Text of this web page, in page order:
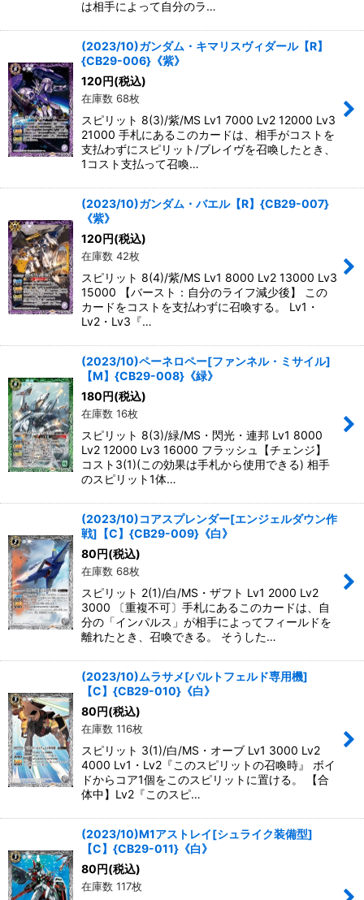
は相手によって自分のラ…
(2023/10)ガンダム・キマリスヴィダール【R】
{CB29-006}《紫》
120円(税込)
在庫数 68枚
スピリット 8(3)/紫/MS Lv1 7000 Lv2 12000 Lv3
21000 手札にあるこのカードは、相手がコストを
支払わずにスピリット/ブレイヴを召喚したとき、
1コスト支払って召喚…
(2023/10)ガンダム・バエル【R】{CB29-007}
《紫》
120円(税込)
在庫数 42枚
スピリット 8(4)/紫/MS Lv1 8000 Lv2 13000 Lv3
15000 【バースト：自分のライフ減少後】 この
カードをコストを支払わずに召喚する。 Lv1・
Lv2・Lv3『…
(2023/10)ペーネロペー[ファンネル・ミサイル]
【M】{CB29-008}《緑》
180円(税込)
在庫数 16枚
スピリット 8(3)/緑/MS・閃光・連邦 Lv1 8000
Lv2 12000 Lv3 16000 フラッシュ【チェンジ】
コスト3(1)(この効果は手札から使用できる) 相手
のスピリット1体…
(2023/10)コアスプレンダー[エンジェルダウン作
戦]【C】{CB29-009}《白》
80円(税込)
在庫数 68枚
スピリット 2(1)/白/MS・ザフト Lv1 2000 Lv2
3000 〔重複不可〕手札にあるこのカードは、自
分の「インパルス」が相手によってフィールドを
離れたとき、召喚できる。 そうした…
(2023/10)ムラサメ[バルトフェルド専用機]
【C】{CB29-010}《白》
80円(税込)
在庫数 116枚
スピリット 3(1)/白/MS・オーブ Lv1 3000 Lv2
4000 Lv1・Lv2『このスピリットの召喚時』 ボイ
ドからコア1個をこのスピリットに置ける。 【合
体中】Lv2『このスピ…
(2023/10)M1アストレイ[シュライク装備型]
【C】{CB29-011}《白》
80円(税込)
在庫数 117枚